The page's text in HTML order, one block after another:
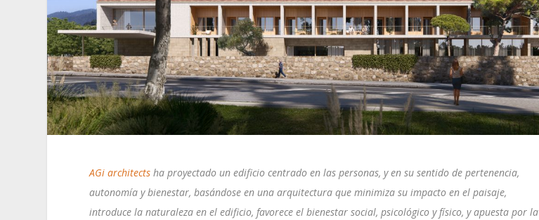
AGi architects ha proyectado un edificio centrado en las personas, y en su sentido de pertenencia,
autonomía y bienestar, basándose en una arquitectura que minimiza su impacto en el paisaje,
introduce la naturaleza en el edificio, favorece el bienestar social, psicológico y físico, y apuesta por la